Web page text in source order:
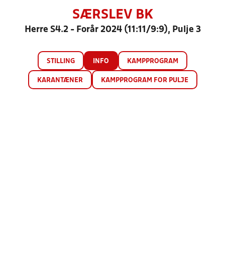
SÆRSLEV BK
Herre S4.2 - Forår 2024 (11:11/9:9), Pulje 3
STILLING INFO KAMPPROGRAM
KARANTÆNER KAMPPROGRAM FOR PULJE